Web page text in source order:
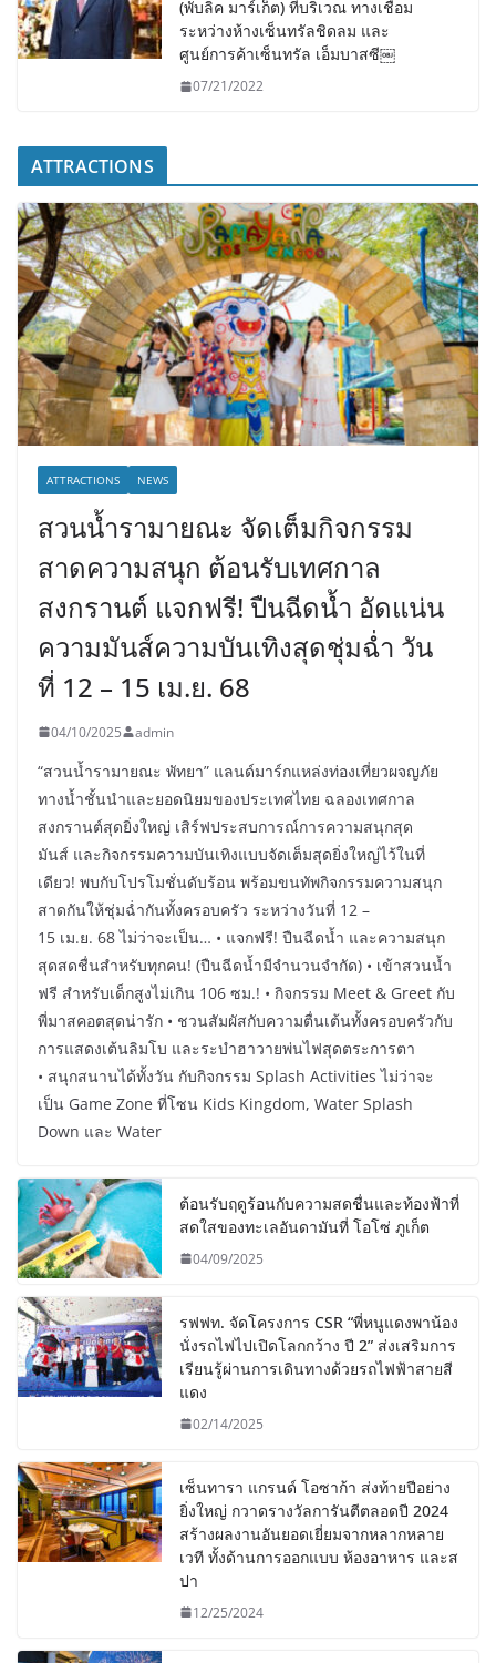
(พับลิค มาร์เก็ต) ที่บริเวณ ทางเชื่อม
ระหว่างห้างเซ็นทรัลชิดลม และ
ศูนย์การค้าเซ็นทรัล เอ็มบาสซี￼
07/21/2022
ATTRACTIONS
ATTRACTIONS NEWS
สวนน้ำรามายณะ จัดเต็มกิจกรรม
สาดความสนุก ต้อนรับเทศกาล
สงกรานต์ แจกฟรี! ปืนฉีดน้ำ อัดแน่น
ความมันส์ความบันเทิงสุดชุ่มฉ่ำ วัน
ที่ 12 – 15 เม.ย. 68
04/10/2025 admin
“สวนน้ำรามายณะ พัทยา” แลนด์มาร์กแหล่งท่องเที่ยวผจญภัย
ทางน้ำชั้นนำและยอดนิยมของประเทศไทย ฉลองเทศกาล
สงกรานต์สุดยิ่งใหญ่ เสิร์ฟประสบการณ์การความสนุกสุด
มันส์ และกิจกรรมความบันเทิงแบบจัดเต็มสุดยิ่งใหญ่ไว้ในที่
เดียว! พบกับโปรโมชั่นดับร้อน พร้อมขนทัพกิจกรรมความสนุก
สาดกันให้ชุ่มฉ่ำกันทั้งครอบครัว ระหว่างวันที่ 12 –
15 เม.ย. 68 ไม่ว่าจะเป็น… • แจกฟรี! ปืนฉีดน้ำ และความสนุก
สุดสดชื่นสำหรับทุกคน! (ปืนฉีดน้ำมีจำนวนจำกัด) • เข้าสวนน้ำ
ฟรี สำหรับเด็กสูงไม่เกิน 106 ซม.! • กิจกรรม Meet & Greet กับ
พี่มาสคอตสุดน่ารัก • ชวนสัมผัสกับความตื่นเต้นทั้งครอบครัวกับ
การแสดงเต้นลิมโบ และระบำฮาวายพ่นไฟสุดตระการตา
• สนุกสนานได้ทั้งวัน กับกิจกรรม Splash Activities ไม่ว่าจะ
เป็น Game Zone ที่โซน Kids Kingdom, Water Splash
Down และ Water
ต้อนรับฤดูร้อนกับความสดชื่นและท้องฟ้าที่
สดใสของทะเลอันดามันที่ โอโซ่ ภูเก็ต
04/09/2025
รฟฟท. จัดโครงการ CSR “พี่หนูแดงพาน้อง
นั่งรถไฟไปเปิดโลกกว้าง ปี 2” ส่งเสริมการ
เรียนรู้ผ่านการเดินทางด้วยรถไฟฟ้าสายสี
แดง
02/14/2025
เซ็นทารา แกรนด์ โอซาก้า ส่งท้ายปีอย่าง
ยิ่งใหญ่ กวาดรางวัลการันตีตลอดปี 2024
สร้างผลงานอันยอดเยี่ยมจากหลากหลาย
เวที ทั้งด้านการออกแบบ ห้องอาหาร และส
ปา
12/25/2024